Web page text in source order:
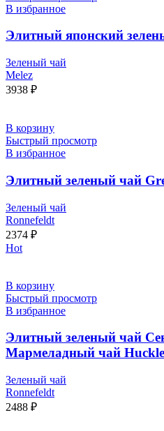
В избранное
Элитный японский
Зеленый чай
Melez
3938 ₽
В корзину
Быстрый просмотр
В избранное
Элитный зеленый чай
Зеленый чай
Ronnefeldt
2374 ₽
Hot
В корзину
Быстрый просмотр
В избранное
Элитный зеленый чай
Мармеладный чай
Зеленый чай
Ronnefeldt
2488 ₽